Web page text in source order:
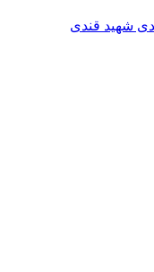
شهید قندی